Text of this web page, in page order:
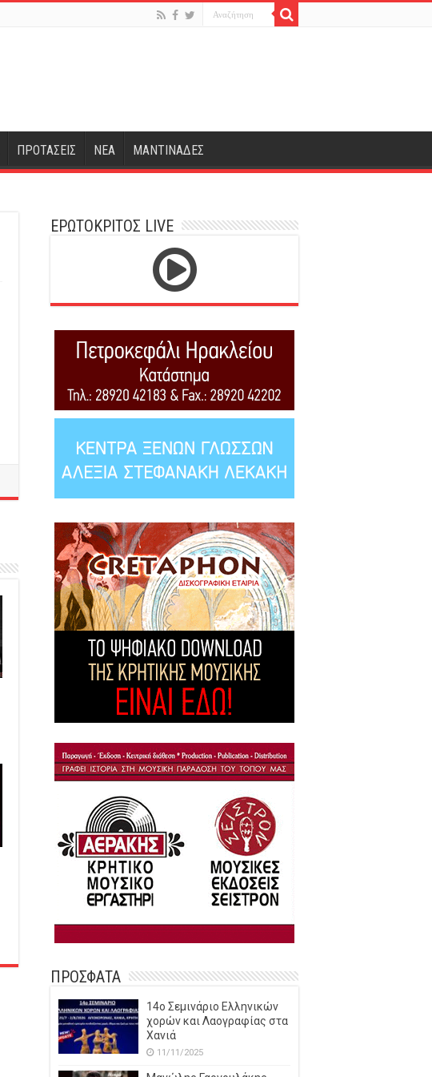
ΠΡΟΤΑΣΕΙΣ ΝΕΑ ΜΑΝΤΙΝΑΔΕΣ
ΕΡΩΤΟΚΡΙΤΟΣ LIVE
ΠΡΟΣΦΑΤΑ
14o Σεμινάριο Ελληνικών
χορών και Λαογραφίας στα
Χανιά
11/11/2025